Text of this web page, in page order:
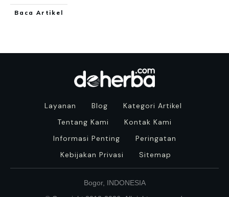
Baca Artikel
Layanan Blog
Kategori Artikel
Tentang Kami
Kontak Kami
Informasi Penting
Peringatan
Kebijakan Privasi
Sitemap
Bogor, INDONESIA